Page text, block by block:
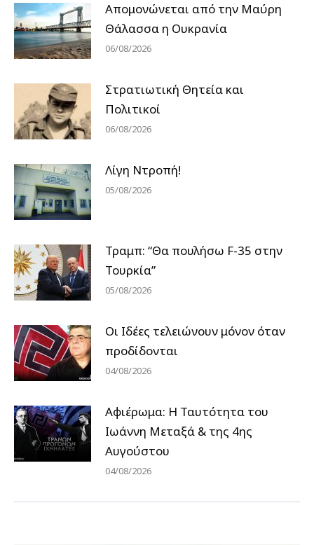
Απομονώνεται από την Μαύρη
Θάλασσα η Ουκρανία
06/08/2026
Στρατιωτική Θητεία και
Πολιτικοί
06/08/2026
Λίγη Ντροπή!
05/08/2026
Τραμπ: “Θα πουλήσω F-35 στην
Τουρκία”
05/08/2026
Οι Ιδέες τελειώνουν μόνον όταν
προδίδονται
04/08/2026
Αφιέρωμα: Η Ταυτότητα του
Ιωάννη Μεταξά & της 4ης
Αυγούστου
04/08/2026